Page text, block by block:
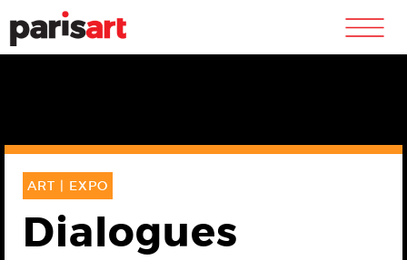
m
ART | EXPO
Dialogues